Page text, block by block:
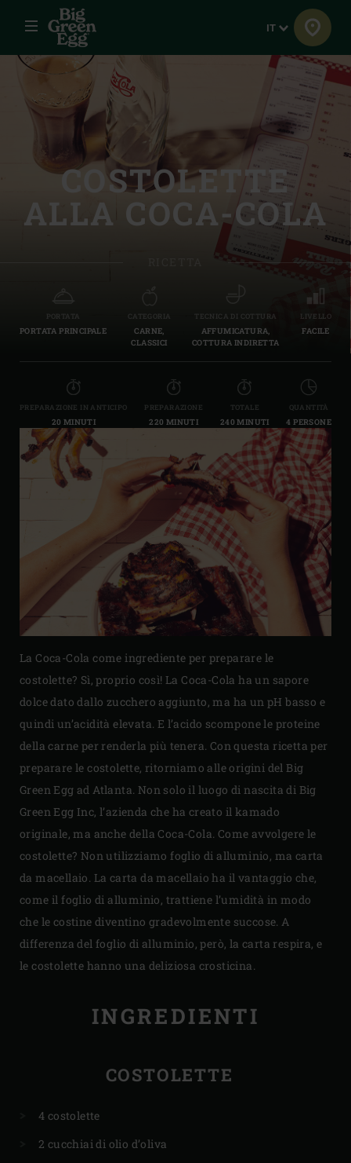
Menu Lingua
IT
COSTOLETTE
ALLA COCA-COLA
PORTATA
PORTATA PRINCIPALE
CATEGORIA
CARNE,
CLASSICI
TECNICA DI COTTURA
AFFUMICATURA,
COTTURA INDIRETTA
LIVELLO
FACILE
PREPARAZIONE IN ANTICIPO
20 MINUTI
PREPARAZIONE
220 MINUTI
TOTALE
240 MINUTI
QUANTITÀ
4 PERSONE
La Coca-Cola come ingrediente per preparare le
costolette? Sì, proprio così! La Coca-Cola ha un sapore
dolce dato dallo zucchero aggiunto, ma ha un pH basso e
quindi un’acidità elevata. E l’acido scompone le proteine
della carne per renderla più tenera. Con questa ricetta per
preparare le costolette, ritorniamo alle origini del Big
Green Egg ad Atlanta. Non solo il luogo di nascita di Big
Green Egg Inc, l’azienda che ha creato il kamado
originale, ma anche della Coca-Cola. Come avvolgere le
costolette? Non utilizziamo foglio di alluminio, ma carta
da macellaio. La carta da macellaio ha il vantaggio che,
come il foglio di alluminio, trattiene l’umidità in modo
che le costine diventino gradevolmente succose. A
differenza del foglio di alluminio, però, la carta respira, e
le costolette hanno una deliziosa crosticina.
INGREDIENTI
COSTOLETTE
4 costolette
2 cucchiai di olio d’oliva